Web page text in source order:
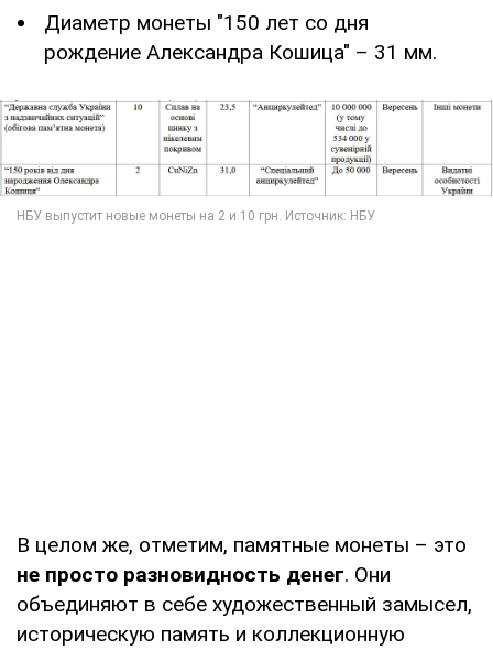
Диаметр монеты "150 лет со дня
рождение Александра Кошица" – 31 мм.
В целом же, отметим, памятные монеты – это
не просто разновидность денег. Они
объединяют в себе художественный замысел,
историческую память и коллекционную